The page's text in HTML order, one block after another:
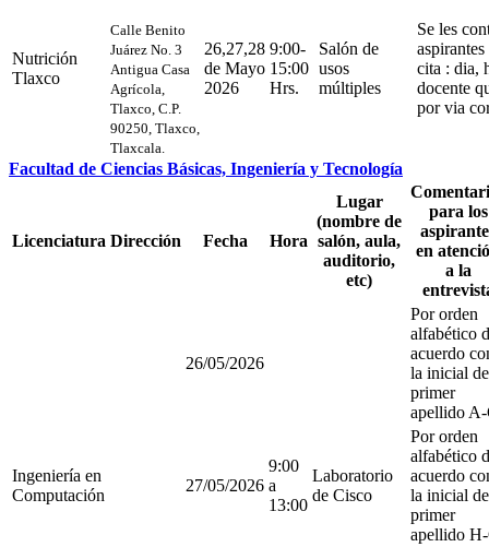
Nutrición
Tlaxco
Calle Benito
Juárez No. 3
Antigua Casa
Agrícola,
Tlaxco, C.P.
90250, Tlaxco,
Tlaxcala.
26,27,28
de Mayo
2026
9:00-
15:00
Hrs.
Salón de
usos
múltiples
Se les
cita : dia,
docente
por via
Facultad de Ciencias Básicas, Ingeniería y Tecnología
Licenciatura Dirección Fecha Hora
Lugar
(nombre de
salón, aula,
auditorio,
etc)
para los
en
a la
Ingeniería en
Computación
26/05/2026
9:00
a
13:00
Laboratorio
de Cisco
Por orden
alfabético
acuerdo
la inicial
primer
apellido
27/05/2026
Por orden
alfabético
acuerdo
la inicial
primer
apellido